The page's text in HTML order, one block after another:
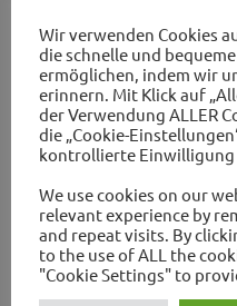
Wir verwenden Cookies
die schnelle und
ermöglichen, indem wir
erinnern. Mit Klick auf
der Verwendung ALLER
die „Cookie-
kontrollierte Einwilligung
We use cookies on our
relevant experience by
and repeat visits. By
to the use of ALL the
"Cookie Settings" to